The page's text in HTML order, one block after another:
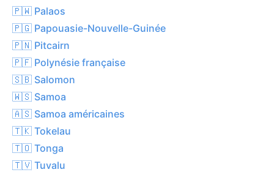
🇵🇼 Palaos
🇵🇬 Papouasie-Nouvelle-Guinée
🇵🇳 Pitcairn
🇵🇫 Polynésie française
🇸🇧 Salomon
🇼🇸 Samoa
🇦🇸 Samoa américaines
🇹🇰 Tokelau
🇹🇴 Tonga
🇹🇻 Tuvalu